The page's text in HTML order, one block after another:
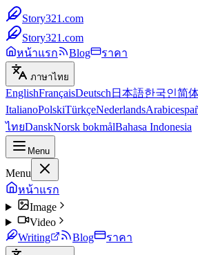
Story321.com
Story321.com
หน้าแรก
Blog ราคา
ภาษาไทย
EnglishFrançaisDeutsch 日本語한국인简
ItalianoPolskiTürkçeNederlandsArabic
ไทยDanskNorsk bokmålBahasa Indonesia
Menu
Menu
หน้าแรก
Image
Video
Writing
Blog ราคา